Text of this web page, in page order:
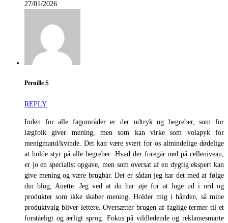
27/01/2026
Pernille S
REPLY
Inden for alle fagområder er der udtryk og begreber, som for
lægfolk giver mening, men som kan virke som volapyk for
menigmand/kvinde. Det kan være svært for os almindelige dødelige
at holde styr på alle begreber. Hvad der foregår ned på celleniveau,
er jo en specialist opgave, men som oversat af en dygtig ekspert kan
give mening og være brugbar. Det er sådan jeg har det med at følge
din blog, Anette. Jeg ved at du har øje for at luge ud i ord og
produkter som ikke skaber mening. Holder mig i hånden, så mine
produktvalg bliver lettere. Oversætter brugen af faglige termer til et
forståeligt og ærligt sprog. Fokus på vildledende og reklamesmarte